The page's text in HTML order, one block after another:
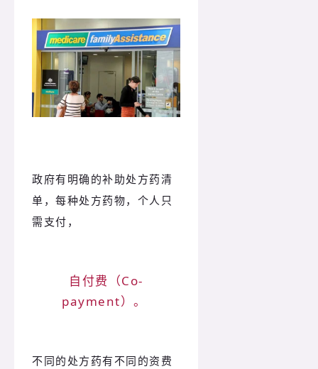
政府有明确的补助处方药清
单，每种处方药物，个人只
需支付，
自付费（Co-
payment）。
不同的处方药有不同的资费